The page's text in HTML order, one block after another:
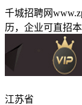
千城招聘网
历，企业可直招
江苏省